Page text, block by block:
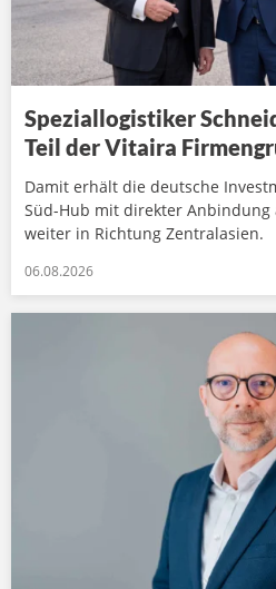
Speziallogistiker
Teil der Vitaira
Damit erhält die deutsche
Süd-Hub mit direkter Anbindung
weiter in Richtung Zentralasien.
06.08.2026